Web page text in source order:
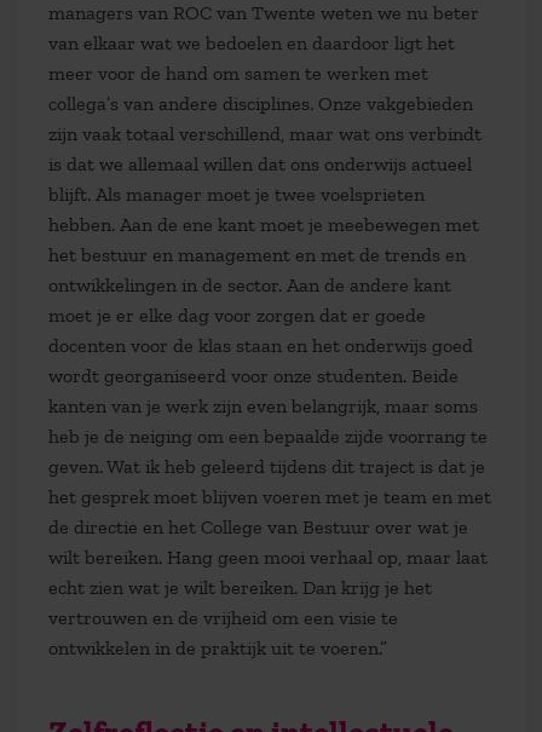
managers van ROC van Twente weten we nu beter
van elkaar wat we bedoelen en daardoor ligt het
meer voor de hand om samen te werken met
collega’s van andere disciplines. Onze vakgebieden
zijn vaak totaal verschillend, maar wat ons verbindt
is dat we allemaal willen dat ons onderwijs actueel
blijft. Als manager moet je twee voelsprieten
hebben. Aan de ene kant moet je meebewegen met
het bestuur en management en met de trends en
ontwikkelingen in de sector. Aan de andere kant
moet je er elke dag voor zorgen dat er goede
docenten voor de klas staan en het onderwijs goed
wordt georganiseerd voor onze studenten. Beide
kanten van je werk zijn even belangrijk, maar soms
heb je de neiging om een bepaalde zijde voorrang te
geven. Wat ik heb geleerd tijdens dit traject is dat je
het gesprek moet blijven voeren met je team en met
de directie en het College van Bestuur over wat je
wilt bereiken. Hang geen mooi verhaal op, maar laat
echt zien wat je wilt bereiken. Dan krijg je het
vertrouwen en de vrijheid om een visie te
ontwikkelen in de praktijk uit te voeren.”